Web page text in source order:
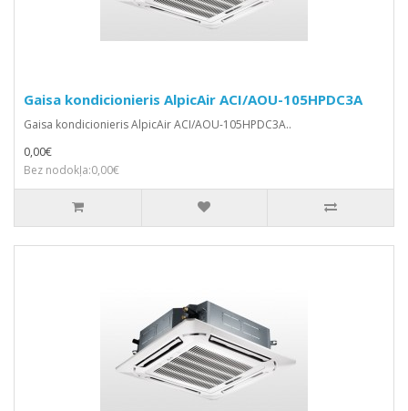
Gaisa kondicionieris AlpicAir ACI/AOU-105HPDC3A
Gaisa kondicionieris AlpicAir ACI/AOU-105HPDC3A..
0,00€
Bez nodokļa:0,00€